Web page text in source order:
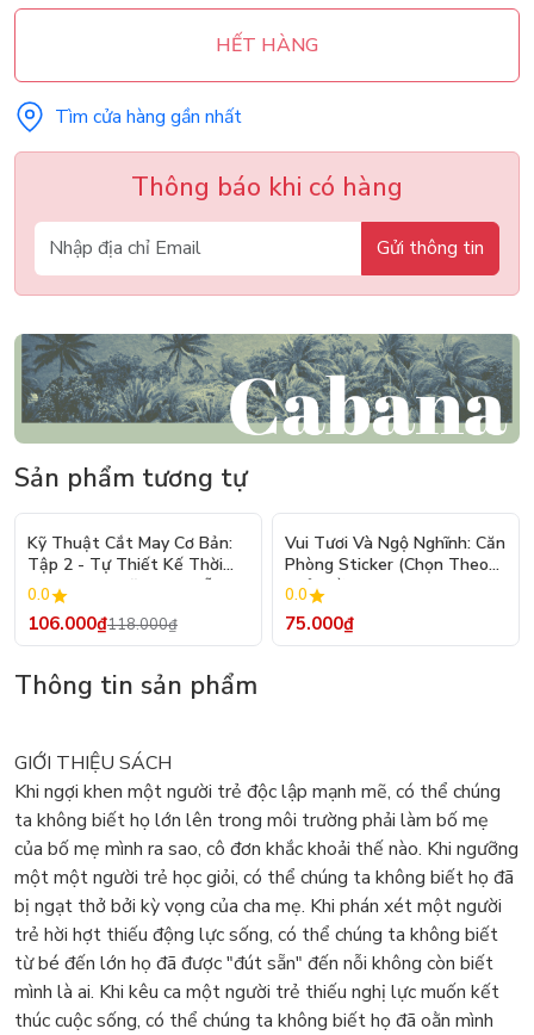
HẾT HÀNG
Tìm cửa hàng gần nhất
Thông báo khi có hàng
Gửi thông tin
Sản phẩm tương tự
- 10%
Kỹ Thuật Cắt May Cơ Bản:
Tập 2 - Tự Thiết Kế Thời
Trang Nam Nữ - Tạo Mẫu
Rập - Kỹ Thuật Nhảy Size
0.0
106.000₫118.000₫
Vui Tươi Và Ngộ Nghĩnh: Căn
Phòng Sticker (Chọn Theo
Chủ Đề) - Hơn 250 Sticker
0.0
75.000₫
Thông tin sản phẩm
GIỚI THIỆU SÁCH
Khi ngợi khen một người trẻ độc lập mạnh mẽ, có thể chúng
ta không biết họ lớn lên trong môi trường phải làm bố mẹ
của bố mẹ mình ra sao, cô đơn khắc khoải thế nào. Khi ngưỡng
một một người trẻ học giỏi, có thể chúng ta không biết họ đã
bị ngạt thở bởi kỳ vọng của cha mẹ. Khi phán xét một người
trẻ hời hợt thiếu động lực sống, có thể chúng ta không biết
từ bé đến lớn họ đã được "đút sẵn" đến nỗi không còn biết
mình là ai. Khi kêu ca một người trẻ thiếu nghị lực muốn kết
thúc cuộc sống, có thể chúng ta không biết họ đã oằn mình